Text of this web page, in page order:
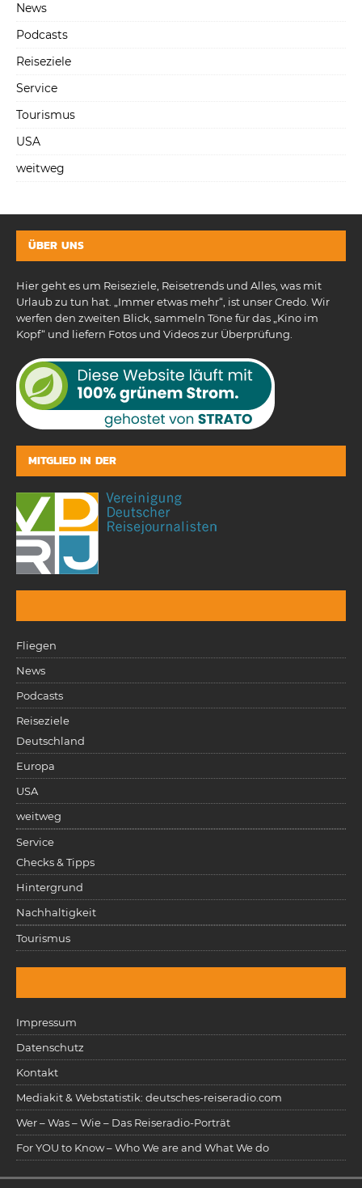
News
Podcasts
Reiseziele
Service
Tourismus
USA
weitweg
ÜBER UNS
Hier geht es um Reiseziele, Reisetrends und Alles, was mit
Urlaub zu tun hat. „Immer etwas mehr“, ist unser Credo. Wir
werfen den zweiten Blick, sammeln Töne für das „Kino im
Kopf“ und liefern Fotos und Videos zur Überprüfung.
MITGLIED IN DER
Fliegen
News
Podcasts
Reiseziele
Deutschland
Europa
USA
weitweg
Service
Checks & Tipps
Hintergrund
Nachhaltigkeit
Tourismus
Impressum
Datenschutz
Kontakt
Mediakit & Webstatistik: deutsches-reiseradio.com
Wer – Was – Wie – Das Reiseradio-Porträt
For YOU to Know – Who We are and What We do